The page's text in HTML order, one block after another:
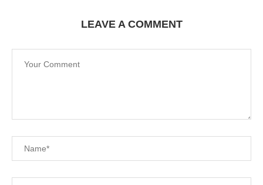
LEAVE A COMMENT